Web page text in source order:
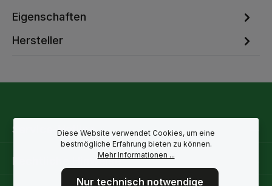
Eigenschaften
Hersteller
Service-Hotline
Rechtliche Hinweise
Diese Website verwendet Cookies, um eine
bestmögliche Erfahrung bieten zu können.
Mehr Informationen ...
Nur technisch notwendige